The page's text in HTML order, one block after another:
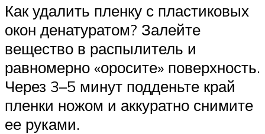
Как удалить пленку с пластиковых
окон денатуратом? Залейте
вещество в распылитель и
равномерно «оросите» поверхность.
Через 3–5 минут подденьте край
пленки ножом и аккуратно снимите
ее руками.